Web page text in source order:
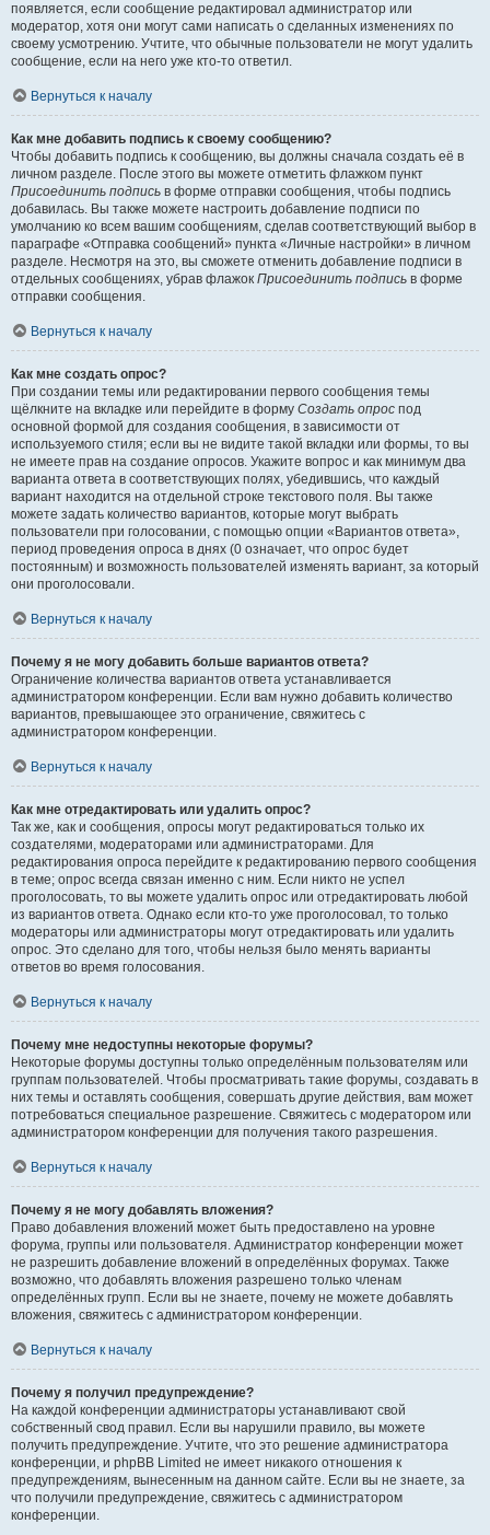
появляется, если сообщение редактировал администратор или
модератор, хотя они могут сами написать о сделанных изменениях по
своему усмотрению. Учтите, что обычные пользователи не могут удалить
сообщение, если на него уже кто-то ответил.
Вернуться к началу
Как мне добавить подпись к своему сообщению?
Чтобы добавить подпись к сообщению, вы должны сначала создать её в
личном разделе. После этого вы можете отметить флажком пункт
Присоединить подпись в форме отправки сообщения, чтобы подпись
добавилась. Вы также можете настроить добавление подписи по
умолчанию ко всем вашим сообщениям, сделав соответствующий выбор в
параграфе «Отправка сообщений» пункта «Личные настройки» в личном
разделе. Несмотря на это, вы сможете отменить добавление подписи в
отдельных сообщениях, убрав флажок Присоединить подпись в форме
отправки сообщения.
Вернуться к началу
Как мне создать опрос?
При создании темы или редактировании первого сообщения темы
щёлкните на вкладке или перейдите в форму Создать опрос под
основной формой для создания сообщения, в зависимости от
используемого стиля; если вы не видите такой вкладки или формы, то вы
не имеете прав на создание опросов. Укажите вопрос и как минимум два
варианта ответа в соответствующих полях, убедившись, что каждый
вариант находится на отдельной строке текстового поля. Вы также
можете задать количество вариантов, которые могут выбрать
пользователи при голосовании, с помощью опции «Вариантов ответа»,
период проведения опроса в днях (0 означает, что опрос будет
постоянным) и возможность пользователей изменять вариант, за который
они проголосовали.
Вернуться к началу
Почему я не могу добавить больше вариантов ответа?
Ограничение количества вариантов ответа устанавливается
администратором конференции. Если вам нужно добавить количество
вариантов, превышающее это ограничение, свяжитесь с
администратором конференции.
Вернуться к началу
Как мне отредактировать или удалить опрос?
Так же, как и сообщения, опросы могут редактироваться только их
создателями, модераторами или администраторами. Для
редактирования опроса перейдите к редактированию первого сообщения
в теме; опрос всегда связан именно с ним. Если никто не успел
проголосовать, то вы можете удалить опрос или отредактировать любой
из вариантов ответа. Однако если кто-то уже проголосовал, то только
модераторы или администраторы могут отредактировать или удалить
опрос. Это сделано для того, чтобы нельзя было менять варианты
ответов во время голосования.
Вернуться к началу
Почему мне недоступны некоторые форумы?
Некоторые форумы доступны только определённым пользователям или
группам пользователей. Чтобы просматривать такие форумы, создавать в
них темы и оставлять сообщения, совершать другие действия, вам может
потребоваться специальное разрешение. Свяжитесь с модератором или
администратором конференции для получения такого разрешения.
Вернуться к началу
Почему я не могу добавлять вложения?
Право добавления вложений может быть предоставлено на уровне
форума, группы или пользователя. Администратор конференции может
не разрешить добавление вложений в определённых форумах. Также
возможно, что добавлять вложения разрешено только членам
определённых групп. Если вы не знаете, почему не можете добавлять
вложения, свяжитесь с администратором конференции.
Вернуться к началу
Почему я получил предупреждение?
На каждой конференции администраторы устанавливают свой
собственный свод правил. Если вы нарушили правило, вы можете
получить предупреждение. Учтите, что это решение администратора
конференции, и phpBB Limited не имеет никакого отношения к
предупреждениям, вынесенным на данном сайте. Если вы не знаете, за
что получили предупреждение, свяжитесь с администратором
конференции.